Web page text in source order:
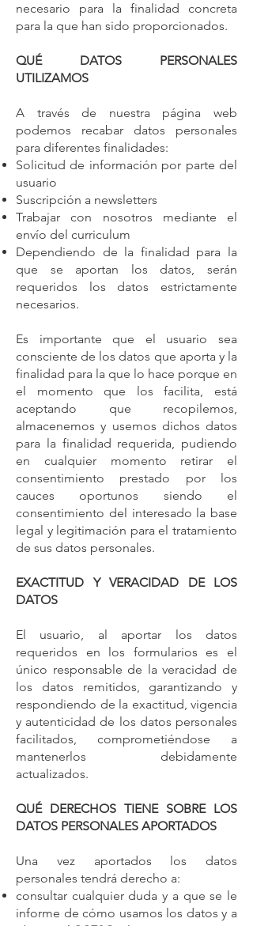
necesario para la finalidad concreta
para la que han sido proporcionados.
QUÉ DATOS PERSONALES
UTILIZAMOS
A través de nuestra página web
podemos recabar datos personales
para diferentes finalidades:
Solicitud de información por parte del
usuario
Suscripción a newsletters
Trabajar con nosotros mediante el
envío del curriculum
Dependiendo de la finalidad para la
que se aportan los datos, serán
requeridos los datos estrictamente
necesarios.
Es importante que el usuario sea
consciente de los datos que aporta y la
finalidad para la que lo hace porque en
el momento que los facilita, está
aceptando que recopilemos,
almacenemos y usemos dichos datos
para la finalidad requerida, pudiendo
en cualquier momento retirar el
consentimiento prestado por los
cauces oportunos siendo el
consentimiento del interesado la base
legal y legitimación para el tratamiento
de sus datos personales.
EXACTITUD Y VERACIDAD DE LOS
DATOS
El usuario, al aportar los datos
requeridos en los formularios es el
único responsable de la veracidad de
los datos remitidos, garantizando y
respondiendo de la exactitud, vigencia
y autenticidad de los datos personales
facilitados, comprometiéndose a
mantenerlos debidamente
actualizados.
QUÉ DERECHOS TIENE SOBRE LOS
DATOS PERSONALES APORTADOS
Una vez aportados los datos
personales tendrá derecho a:
consultar cualquier duda y a que se le
informe de cómo usamos los datos y a